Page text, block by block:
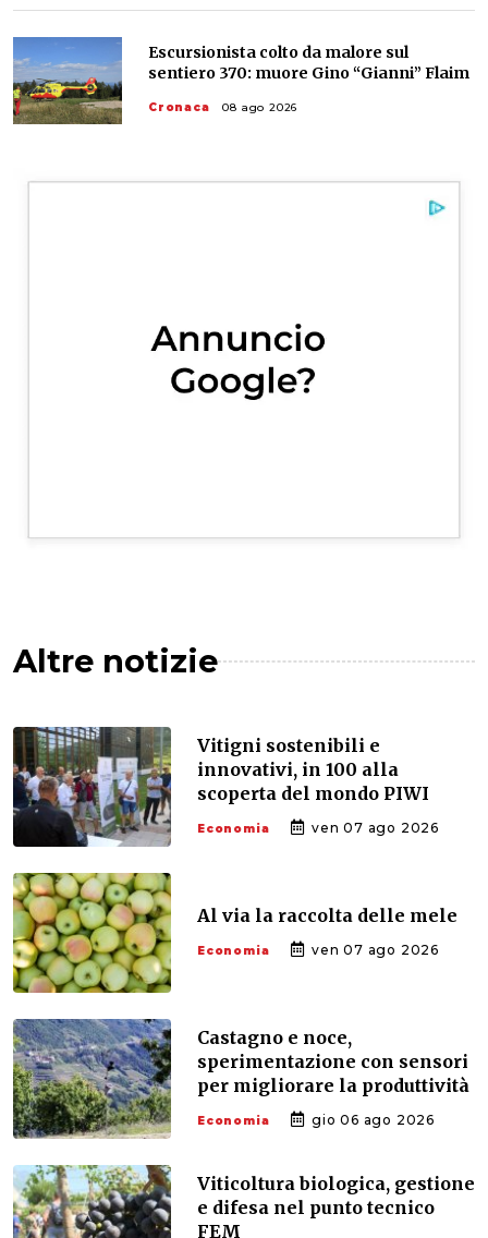
Escursionista colto da malore sul
sentiero 370: muore Gino “Gianni” Flaim
Cronaca 08 ago 2026
Altre notizie
Vitigni sostenibili e
innovativi, in 100 alla
scoperta del mondo PIWI
Economia ven 07 ago 2026
Al via la raccolta delle mele
Economia ven 07 ago 2026
Castagno e noce,
sperimentazione con sensori
per migliorare la produttività
Economia gio 06 ago 2026
Viticoltura biologica, gestione
e difesa nel punto tecnico
FEM